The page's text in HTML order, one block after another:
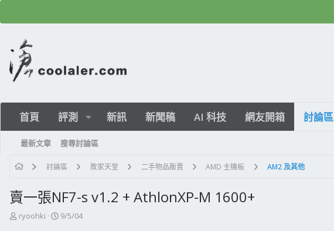
首頁 評測 新訊 新聞稿 AI 科技 網友開箱 討論區
最新文章 搜尋討論區
討論區 敗家天堂 二手物品販賣 AMD 主機板 AM2 及其他
賣一張NF7-s v1.2 + AthlonXP-M 1600+
主
ryoohki
開
9/5/04